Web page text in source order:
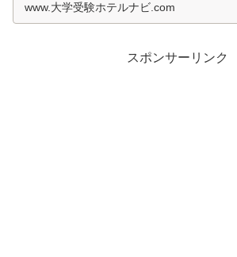
www.大学受験ホテルナビ.com
スポンサーリンク